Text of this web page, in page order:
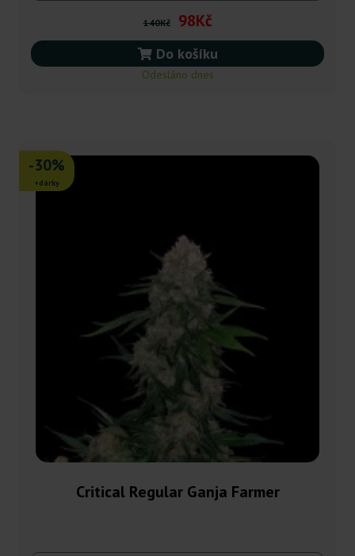
140Kč 98Kč
Do košíku
Odesláno dnes
-30%
+dárky
Critical Regular Ganja Farmer